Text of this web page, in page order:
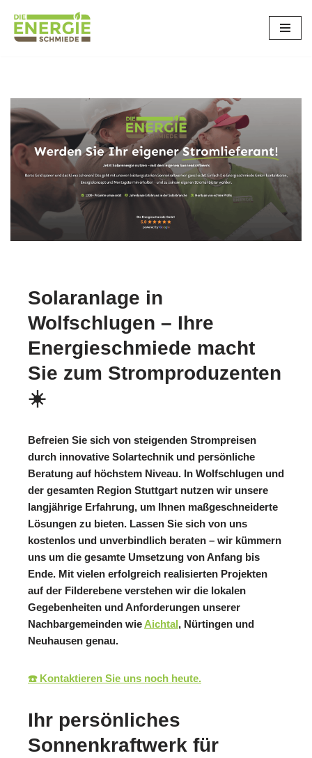
Zum
Solaranlage in
Wolfschlugen – Ihre
Energieschmiede macht
Sie zum Stromproduzenten
☀️
Befreien Sie sich von steigenden Strompreisen
durch innovative Solartechnik und persönliche
Beratung auf höchstem Niveau. In Wolfschlugen und
der gesamten Region Stuttgart nutzen wir unsere
langjährige Erfahrung, um Ihnen maßgeschneiderte
Lösungen zu bieten. Lassen Sie sich von uns
kostenlos und unverbindlich beraten – wir kümmern
uns um die gesamte Umsetzung von Anfang bis
Ende. Mit vielen erfolgreich realisierten Projekten
auf der Filderebene verstehen wir die lokalen
Gegebenheiten und Anforderungen unserer
Nachbargemeinden wie Aichtal, Nürtingen und
Neuhausen genau.
☎️ Kontaktieren Sie uns noch heute.
Ihr persönliches
Sonnenkraftwerk für